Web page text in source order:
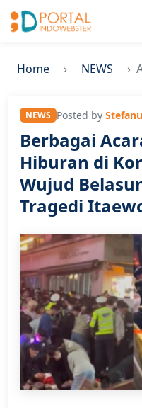
Home NEWS
NEWS Posted by
Berbagai
Hiburan di
Wujud
Tragedi